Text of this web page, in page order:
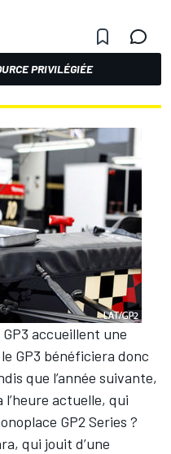
PRIVILÉGIÉE
accueillent une
GP3 bénéficiera donc
que l’année suivante,
l’heure actuelle, qui
GP2 Series ?
qui jouit d’une